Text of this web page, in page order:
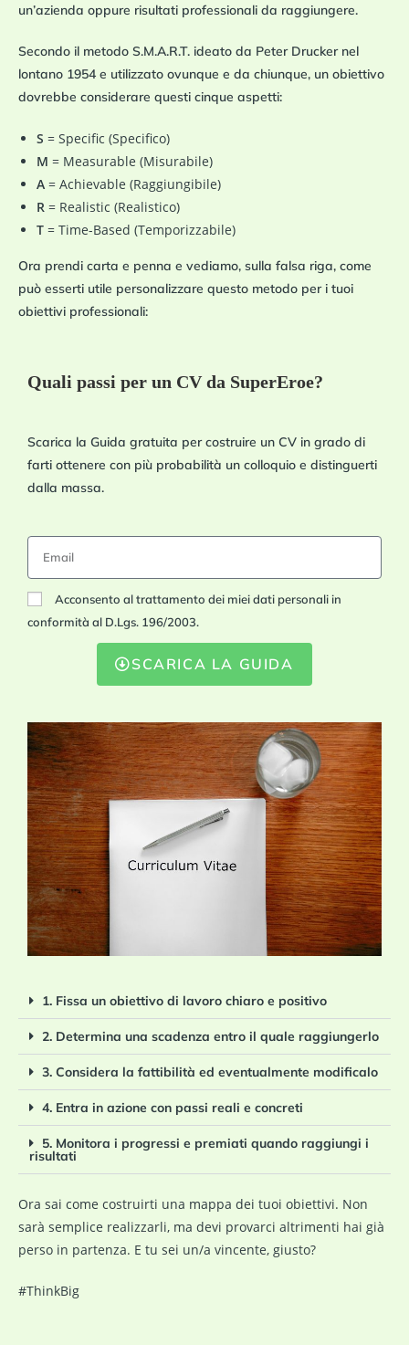
un’azienda oppure risultati professionali da raggiungere.
Secondo il metodo S.M.A.R.T. ideato da Peter Drucker nel
lontano 1954 e utilizzato ovunque e da chiunque, un obiettivo
dovrebbe considerare questi cinque aspetti:
S = Specific (Specifico)
M = Measurable (Misurabile)
A = Achievable (Raggiungibile)
R = Realistic (Realistico)
T = Time-Based (Temporizzabile)
Ora prendi carta e penna e vediamo, sulla falsa riga, come
può esserti utile personalizzare questo metodo per i tuoi
obiettivi professionali:
Quali passi per un CV da SuperEroe?
Scarica la Guida gratuita per costruire un CV in grado di
farti ottenere con più probabilità un colloquio e distinguerti
dalla massa.
Acconsento al trattamento dei miei dati personali in
conformità al D.Lgs. 196/2003.
SCARICA LA GUIDA
1. Fissa un obiettivo di lavoro chiaro e positivo
2. Determina una scadenza entro il quale raggiungerlo
3. Considera la fattibilità ed eventualmente modificalo
4. Entra in azione con passi reali e concreti
5. Monitora i progressi e premiati quando raggiungi i
risultati
Ora sai come costruirti una mappa dei tuoi obiettivi. Non
sarà semplice realizzarli, ma devi provarci altrimenti hai già
perso in partenza. E tu sei un/a vincente, giusto?
#ThinkBig